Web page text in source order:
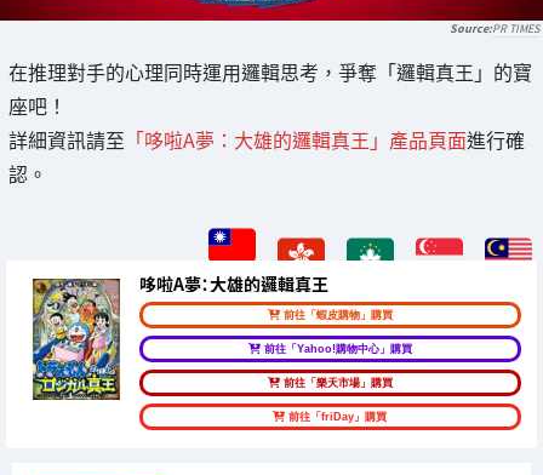
PR TIMES
在推理對手的心理同時運用邏輯思考，爭奪「邏輯真王」的寶
座吧！
詳細資訊請至 「哆啦A夢：大雄的邏輯真王」產品頁面進行確
認。
哆啦A夢：大雄的邏輯真王
前往「蝦皮購物」購買
前往「Yahoo!購物中心」購買
前往「樂天市場」購買
前往「friDay」購買